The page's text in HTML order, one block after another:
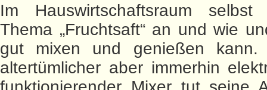
Im Hauswirtschaftsraum
Thema „Fruchtsaft“ an und wie
gut mixen und genießen kann.
altertümlicher aber immerhin